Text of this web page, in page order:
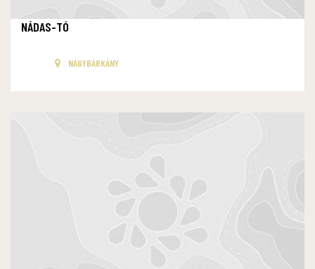
NÁDAS-TÓ
NAGYBÁRKÁNY